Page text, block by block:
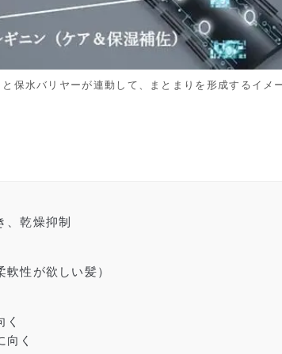
保水バリヤーが連動して、まとまりを形成するイメ
、乾燥抑制
性が欲しい髪）
く
く